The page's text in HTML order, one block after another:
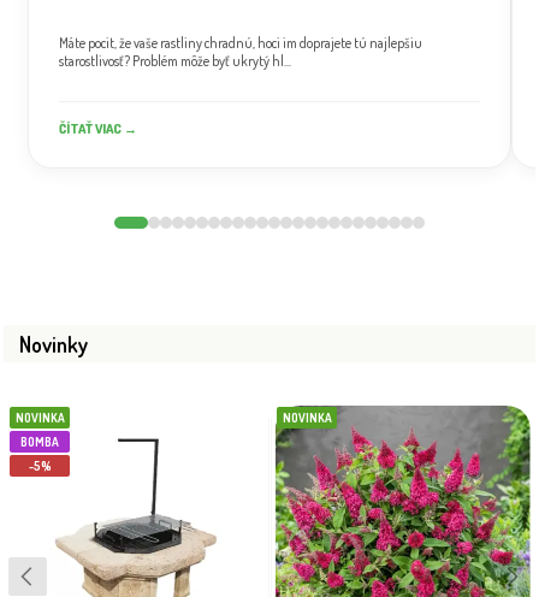
Máte pocit, že vaše rastliny chradnú, hoci im doprajete tú najlepšiu
starostlivosť? Problém môže byť ukrytý hl...
ČÍTAŤ VIAC →
Novinky
NOVINKA
BOMBA
-5%
NOVINKA